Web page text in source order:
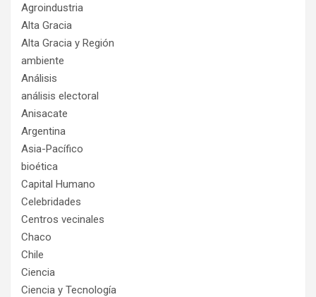
Agroindustria
Alta Gracia
Alta Gracia y Región
ambiente
Análisis
análisis electoral
Anisacate
Argentina
Asia-Pacífico
bioética
Capital Humano
Celebridades
Centros vecinales
Chaco
Chile
Ciencia
Ciencia y Tecnología